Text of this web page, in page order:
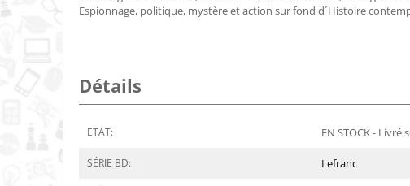
Espionnage, politique, mystère et action sur fond d´Histoire
Détails
ETAT: EN STOCK - Livré
SÉRIE BD: Lefranc